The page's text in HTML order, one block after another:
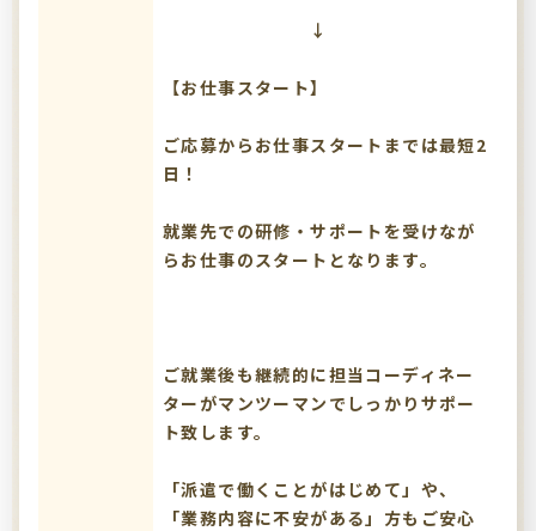
↓
【お仕事スタート】
ご応募からお仕事スタートまでは最短2
日！
就業先での研修・サポートを受けなが
らお仕事のスタートとなります。
ご就業後も継続的に担当コーディネー
ターがマンツーマンでしっかりサポー
ト致します。
「派遣で働くことがはじめて」や、
「業務内容に不安がある」方もご安心